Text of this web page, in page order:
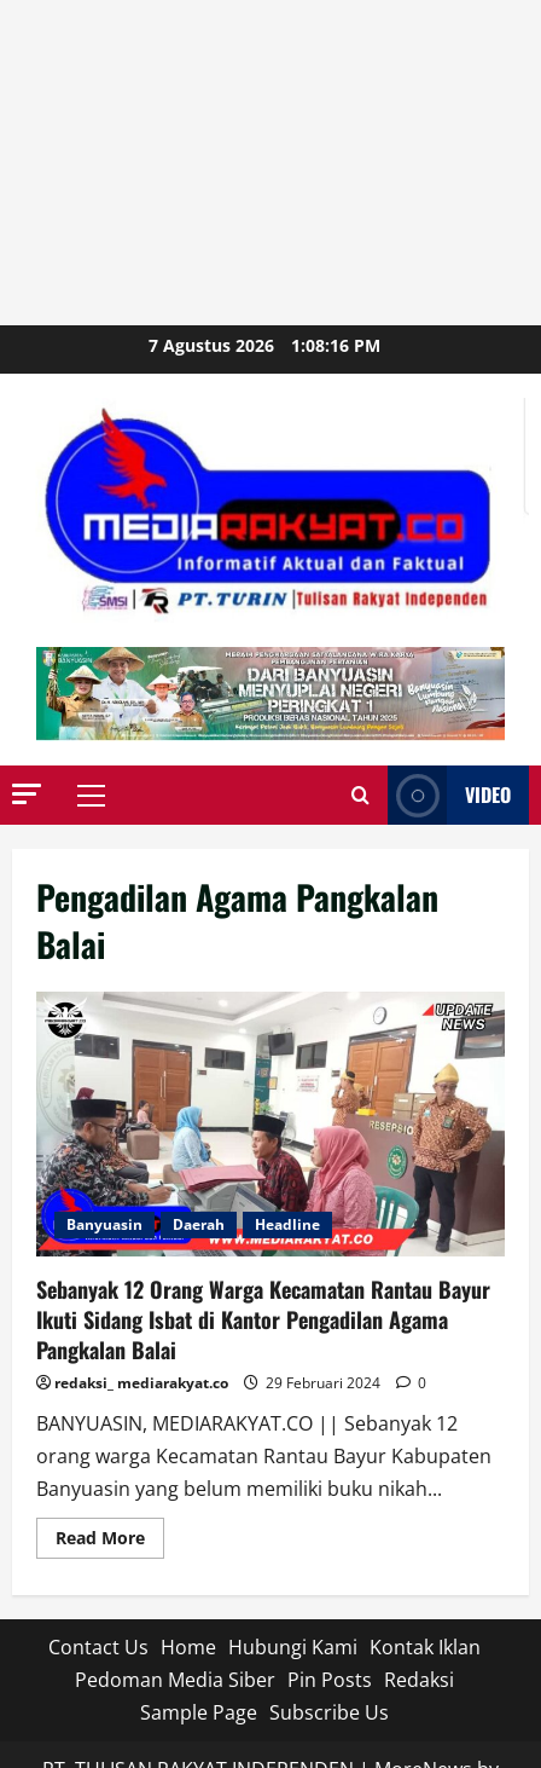
to
7 Agustus 2026 1:08:16 PM
Primary
VIDEO
Pengadilan Agama Pangkalan
Balai
Banyuasin Daerah Headline
Sebanyak 12 Orang Warga Kecamatan Rantau Bayur
Ikuti Sidang Isbat di Kantor Pengadilan Agama
Pangkalan Balai
redaksi_ mediarakyat.co 29 Februari 2024 0
BANYUASIN, MEDIARAKYAT.CO || Sebanyak 12
orang warga Kecamatan Rantau Bayur Kabupaten
Banyuasin yang belum memiliki buku nikah...
Read MoreRead
more
Orang
Warga
Kecamatan
Rantau
Bayur
Ikuti
Sidang
Contact Us Home Hubungi Kami Kontak Iklan
Pedoman Media Siber Pin Posts Redaksi
Sample Page Subscribe Us